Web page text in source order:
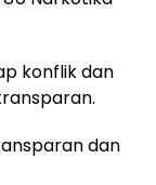
konflik dan
dan